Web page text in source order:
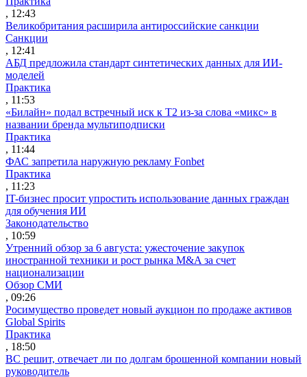
, 12:43
Великобритания расширила антироссийские санкции
Санкции
, 12:41
АБД предложила стандарт синтетических данных для ИИ-
моделей
Практика
, 11:53
«Билайн» подал встречный иск к Т2 из-за слова «микс» в
названии бренда мультиподписки
Практика
, 11:44
ФАС запретила наружную рекламу Fonbet
Практика
, 11:23
IT-бизнес просит упростить использование данных граждан
для обучения ИИ
Законодательство
, 10:59
Утренний обзор за 6 августа: ужесточение закупок
иностранной техники и рост рынка M&A за счет
национализации
Обзор СМИ
, 09:26
Росимущество проведет новый аукцион по продаже активов
Global Spirits
Практика
, 18:50
ВС решит, отвечает ли по долгам брошенной компании новый
руководитель